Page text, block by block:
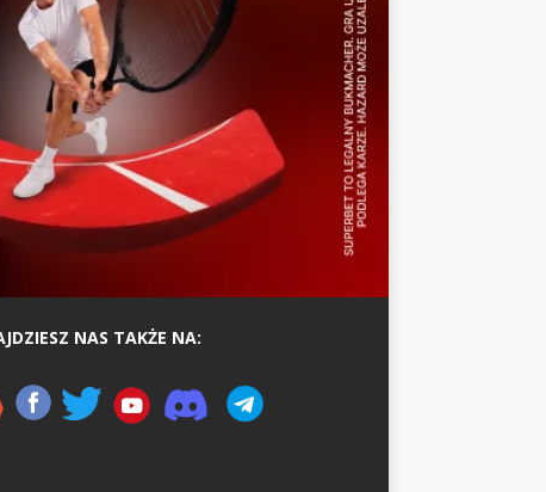
NAS TAKŻE NA: